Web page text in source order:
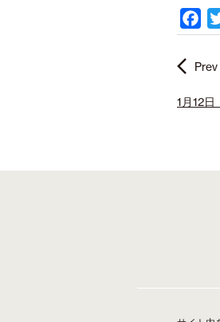
a
c
b
Prev
1月12日